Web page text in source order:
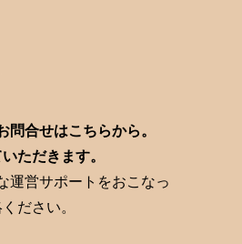
合せはこちらから。
ただきます。
運営サポートをおこなっ
ださい。